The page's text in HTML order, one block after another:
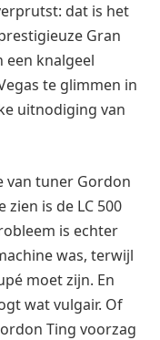
dat is het
Gran
een knalgeel
te glimmen in
uitnodiging van
van tuner Gordon
is de LC 500
is echter
was, terwijl
moet zijn. En
wat vulgair. Of
Ting voorzag